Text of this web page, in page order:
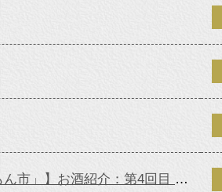
【催事のおしらせ 10/19（水）ー24（火）平和堂ビバシティ「近江うまいもんええもん市」】お酒紹介：第4回目 匠 ひやおろし